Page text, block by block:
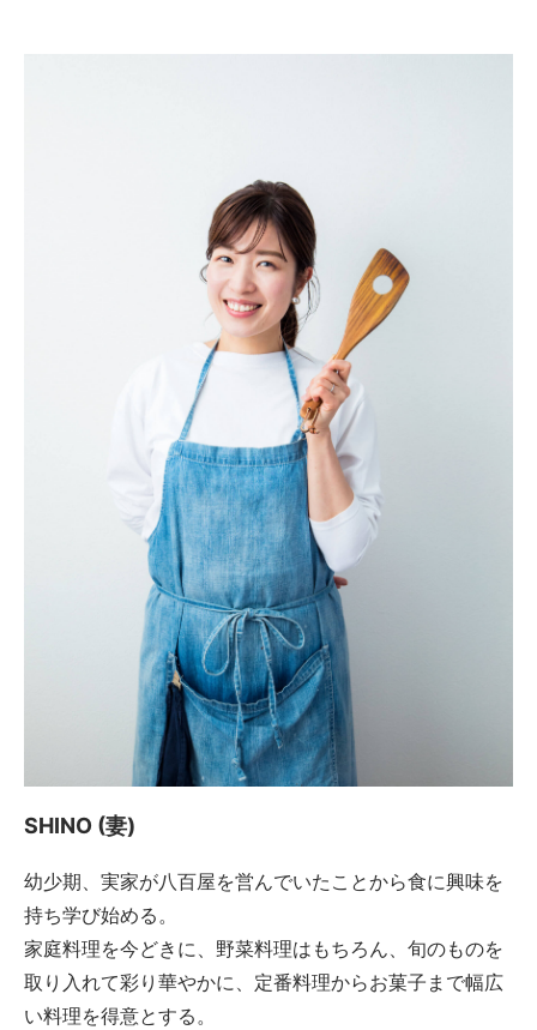
SHINO (妻)
幼少期、実家が八百屋を営んでいたことから食に興味を
持ち学び始める。
家庭料理を今どきに、野菜料理はもちろん、旬のものを
取り入れて彩り華やかに、定番料理からお菓子まで幅広
い料理を得意とする。